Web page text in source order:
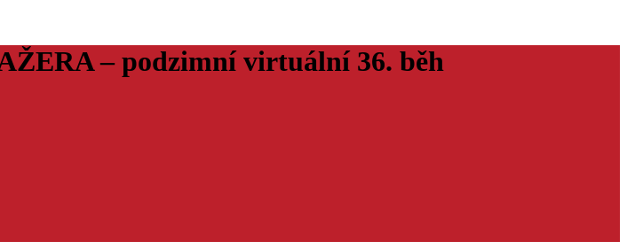
– podzimní virtuální 36. běh